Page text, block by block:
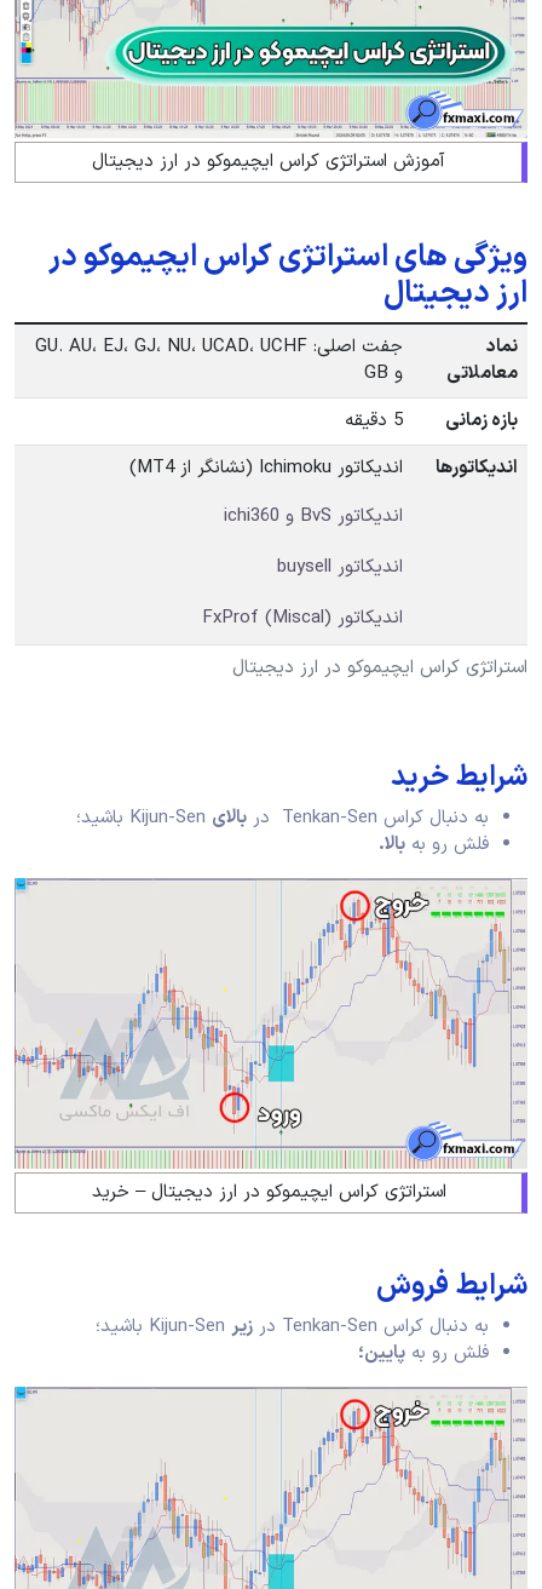
آموزش استراتژی کراس ایچیموکو در ارز دیجیتال
ویژگی های استراتژی کراس ایچیموکو در
ارز دیجیتال
استراتژی کراس ایچیموکو در ارز دیجیتال
نماد
معاملاتی
جفت اصلی: GU. AU، EJ، GJ، NU، UCAD، UCHF
و GB
بازه زمانی
5 دقیقه
اندیکاتورها
اندیکاتور Ichimoku (نشانگر از MT4)
اندیکاتور BvS و ichi360
اندیکاتور buysell
اندیکاتور FxProf (Miscal)
شرایط خرید
به دنبال کراس Tenkan-Sen در بالای
فلش رو به بالا.
استراتژی کراس ایچیموکو در ارز دیجیتال – خرید
شرایط فروش
به دنبال کراس Tenkan-Sen در زیر
فلش رو به پایین؛